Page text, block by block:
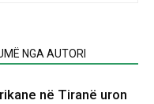
NGA AUTORI
në Tiranë uron